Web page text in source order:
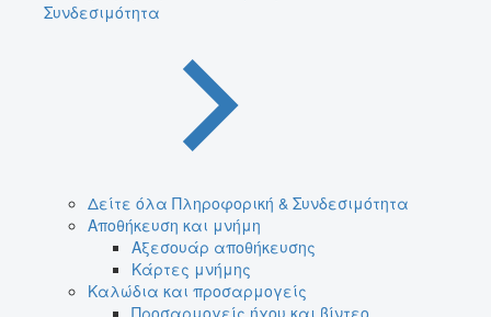
Συνδεσιμότητα
Δείτε όλα Πληροφορική & Συνδεσιμότητα
Αποθήκευση και μνήμη
Αξεσουάρ αποθήκευσης
Κάρτες μνήμης
Καλώδια και προσαρμογείς